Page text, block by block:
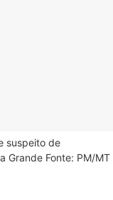
suspeito de
Grande Fonte: PM/MT